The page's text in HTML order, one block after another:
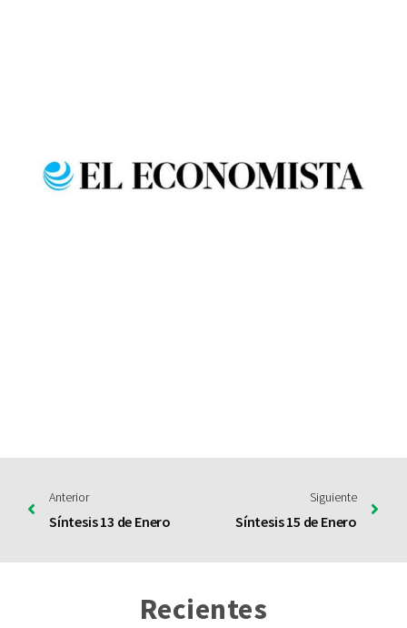
Anterior
Síntesis 13 de Enero
Siguiente
Síntesis 15 de Enero
Recientes